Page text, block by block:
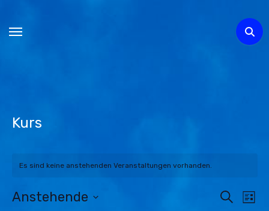
Kurs
Es sind keine anstehenden Veranstaltungen vorhanden.
Suche
Liste
Anstehende